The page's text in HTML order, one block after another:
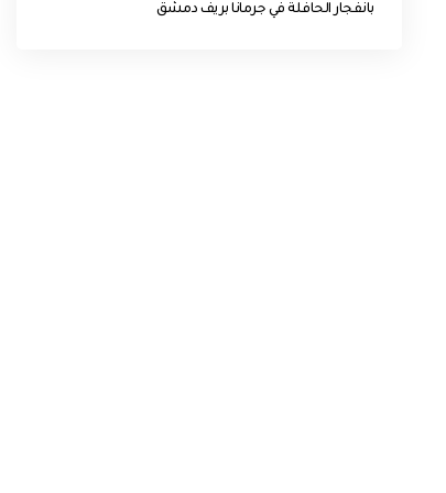
بانفجار الحافلة في جرمانا بريف دمشق